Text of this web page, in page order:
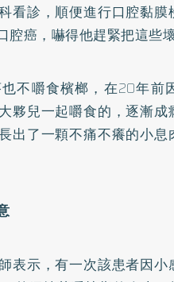
看診，順便進行口腔黏
腔癌 ，嚇得他趕緊把這些
不嚼食檳榔，在20年前
夥兒一起嚼食的，逐漸成
出了一顆不痛不癢的小
表示，有一次該患者因